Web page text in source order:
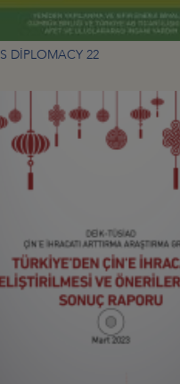
DİPLOMACY 22